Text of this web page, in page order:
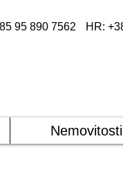
95 890 7562 HR:
Nemovitosti